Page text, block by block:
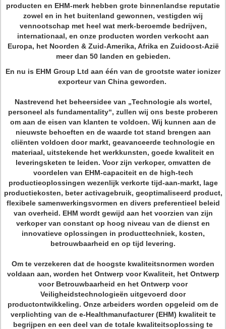
producten en EHM-merk hebben grote binnenlandse reputatie
zowel en in het buitenland gewonnen, vestigden wij
vennootschap met heel wat merk-beroemde bedrijven,
internationaal, en onze producten worden verkocht aan
Europa, het Noorden & Zuid-Amerika, Afrika en Zuidoost-Azië
meer dan 50 landen en gebieden.
En nu is EHM Group Ltd aan één van de grootste water ionizer
exporteur van China geworden.
Nastrevend het beheersidee van „Technologie als wortel,
personeel als fundamentality“, zullen wij ons beste proberen
om aan de eisen van klanten te voldoen. Wij kunnen aan de
nieuwste behoeften en de waarde tot stand brengen aan
cliënten voldoen door markt, geavanceerde technologie en
materiaal, uitstekende het werkkunsten, goede kwaliteit en
leveringsketen te leiden. Voor zijn verkoper, omvatten de
voordelen van EHM-capaciteit en de high-tech
productieoplossingen wezenlijk verkorte tijd-aan-markt, lage
productiekosten, beter activagebruik, geoptimaliseerd product,
flexibele samenwerkingsvormen en divers preferentieel beleid
van overheid. EHM wordt gewijd aan het voorzien van zijn
verkoper van constant op hoog niveau van de dienst en
innovatieve oplossingen in producttechniek, kosten,
betrouwbaarheid en op tijd levering.
Om te verzekeren dat de hoogste kwaliteitsnormen worden
voldaan aan, worden het Ontwerp voor Kwaliteit, het Ontwerp
voor Betrouwbaarheid en het Ontwerp voor
Veiligheidstechnologieën uitgevoerd door
productontwikkeling. Onze arbeiders worden opgeleid om de
verplichting van de e-Healthmanufacturer (EHM) kwaliteit te
begrijpen en een deel van de totale kwaliteitsoplossing te